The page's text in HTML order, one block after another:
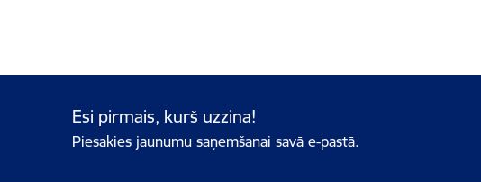
Esi pirmais, kurš uzzina!
Piesakies jaunumu saņemšanai savā e-pastā.